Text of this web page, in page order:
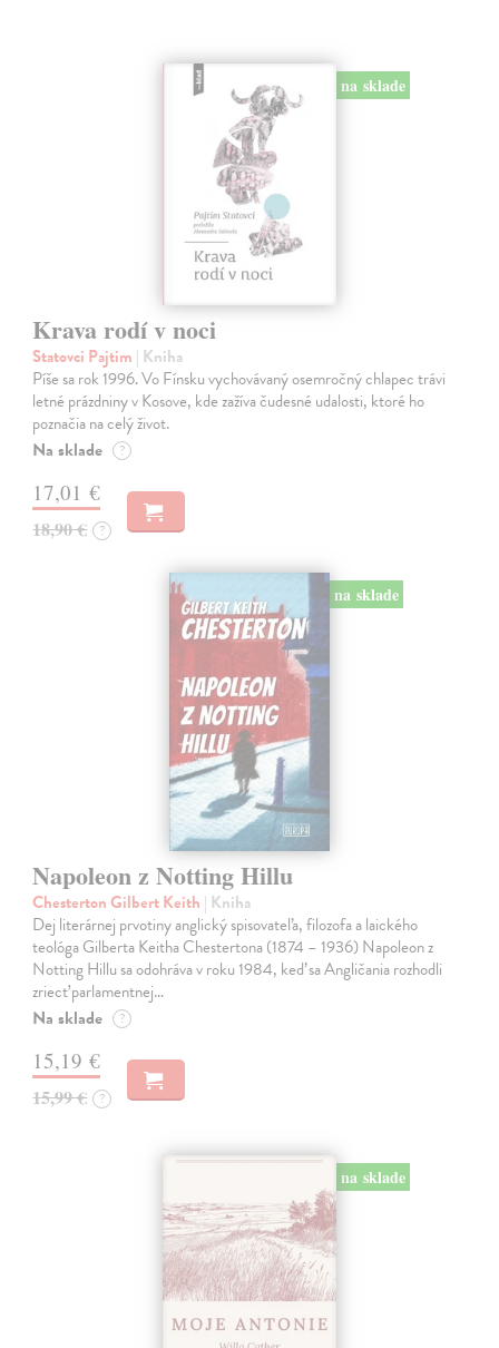
na sklade
Krava rodí v noci
Statovci Pajtim | Kniha
Píše sa rok 1996. Vo Fínsku vychovávaný osemročný chlapec trávi
letné prázdniny v Kosove, kde zažíva čudesné udalosti, ktoré ho
poznačia na celý život.
Na sklade ?
17,01 €
18,90 € ?
na sklade
Napoleon z Notting Hillu
Chesterton Gilbert Keith | Kniha
Dej literárnej prvotiny anglický spisovateľa, filozofa a laického
teológa Gilberta Keitha Chestertona (1874 – 1936) Napoleon z
Notting Hillu sa odohráva v roku 1984, keď sa Angličania rozhodli
zriecť parlamentnej…
Na sklade ?
15,19 €
15,99 € ?
na sklade